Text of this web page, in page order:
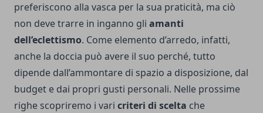
preferiscono alla vasca per la sua praticità, ma ciò
non deve trarre in inganno gli amanti
dell’eclettismo. Come elemento d’arredo, infatti,
anche la doccia può avere il suo perché, tutto
dipende dall’ammontare di spazio a disposizione, dal
budget e dai propri gusti personali. Nelle prossime
righe scopriremo i vari criteri di scelta che